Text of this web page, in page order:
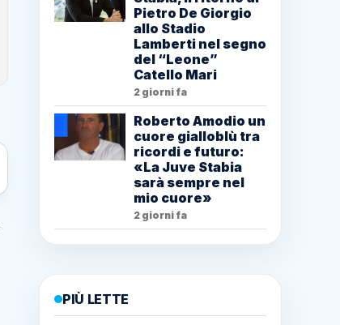
Pietro De Giorgio
allo Stadio
Lamberti nel segno
del “Leone”
Catello Mari
2 giorni fa
Roberto Amodio un
cuore gialloblù tra
ricordi e futuro:
«La Juve Stabia
sarà sempre nel
mio cuore»
2 giorni fa
PIÙ LETTE